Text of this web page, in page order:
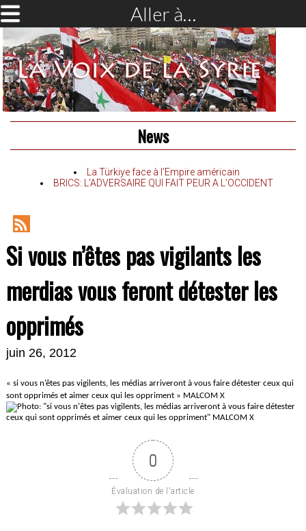
Aller à…
News
La Türkiye face à l’Empire américain
BRICS: L’ADVERSAIRE QUI FAIT PEUR A L’OCCIDENT
RSS
Feed
Si vous n’êtes pas vigilants les
merdias vous feront détester les
opprimés
juin 26, 2012
« si vous n’êtes pas vigilents, les médias arriveront à vous faire détester ceux qui
sont opprimés et aimer ceux qui les oppriment » MALCOM X
0
Évaluation de l'article